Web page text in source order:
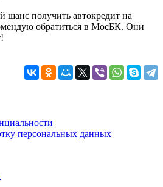
шанс получить автокредит на
обратиться в МосБК. Они
персональных данных